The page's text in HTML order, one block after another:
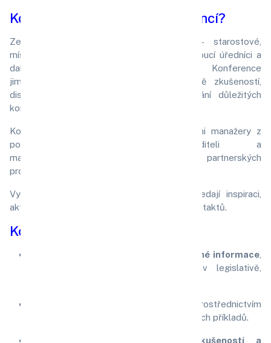
Kdo se účastní našich konferencí?
Zejména představitelů měst a obcí – starostové,
místostarostové, zastupitelé, tajemníci, vedoucí úředníci a
další klíčové osoby veřejného sektoru. Konference
jim poskytují unikátní příležitost k výměně zkušeností,
diskusi nad aktuálními tématy a navazování důležitých
kontaktů.
Konference jsou oblíbené mezi vrcholovými manažery z
podnikatelských subjektů, řediteli a
majiteli společností. Rádi využívají našich partnerských
programů.
Vyhledávány jsou také odborníky, kteří hledají inspiraci,
aktuální informace a příležitost pro získání kontaktů.
Konference mají jasné cíle:
Přinášet aktuální a prakticky využitelné informace
které reagují na nejnovější trendy v legislativě,
prostřednictvím
diskusí, odborných přednášek a praktických příkladů.
Vytvářet prostor pro sdílení zkušeností a